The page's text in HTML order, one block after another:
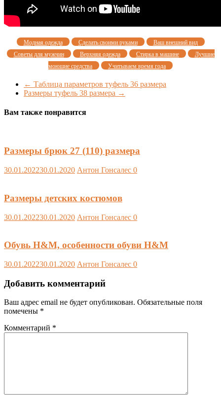
Модная одежда Сделать своими руками
Ваш внешний вид
Советы для мужчин
Верхняя одежда Стирка в машине
Лучшие
моющие средства
Учитываем время года
← Таблица параметров туфель 36 размера
Размеры туфель 38 размера →
Вам также понравится
Размеры брюк 27 (110) размера
30.01.202230.01.2020 Антон Гонсалес 0
Размеры детских костюмов
30.01.202230.01.2020 Антон Гонсалес 0
Обувь H&M, особенности обуви H&M
30.01.202230.01.2020 Антон Гонсалес 0
Добавить комментарий
Ваш адрес email не будет опубликован. Обязательные поля
помечены *
Комментарий *